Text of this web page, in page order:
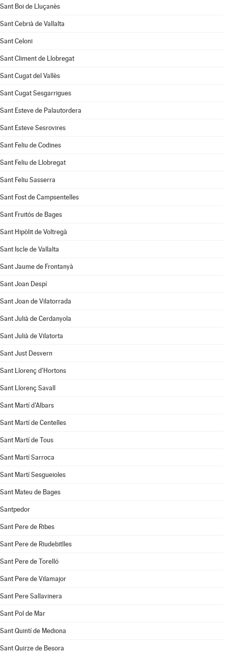
Sant Boi de Lluçanès
Sant Cebrià de Vallalta
Sant Celoni
Sant Climent de Llobregat
Sant Cugat del Vallès
Sant Cugat Sesgarrigues
Sant Esteve de Palautordera
Sant Esteve Sesrovires
Sant Feliu de Codines
Sant Feliu de Llobregat
Sant Feliu Sasserra
Sant Fost de Campsentelles
Sant Fruitós de Bages
Sant Hipòlit de Voltregà
Sant Iscle de Vallalta
Sant Jaume de Frontanyà
Sant Joan Despí
Sant Joan de Vilatorrada
Sant Julià de Cerdanyola
Sant Julià de Vilatorta
Sant Just Desvern
Sant Llorenç d'Hortons
Sant Llorenç Savall
Sant Martí d'Albars
Sant Martí de Centelles
Sant Martí de Tous
Sant Martí Sarroca
Sant Martí Sesgueioles
Sant Mateu de Bages
Santpedor
Sant Pere de Ribes
Sant Pere de Riudebitlles
Sant Pere de Torelló
Sant Pere de Vilamajor
Sant Pere Sallavinera
Sant Pol de Mar
Sant Quintí de Mediona
Sant Quirze de Besora